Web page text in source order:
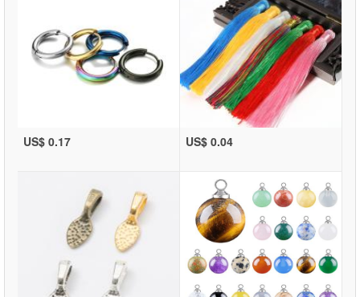
US$ 0.17 US$ 0.04